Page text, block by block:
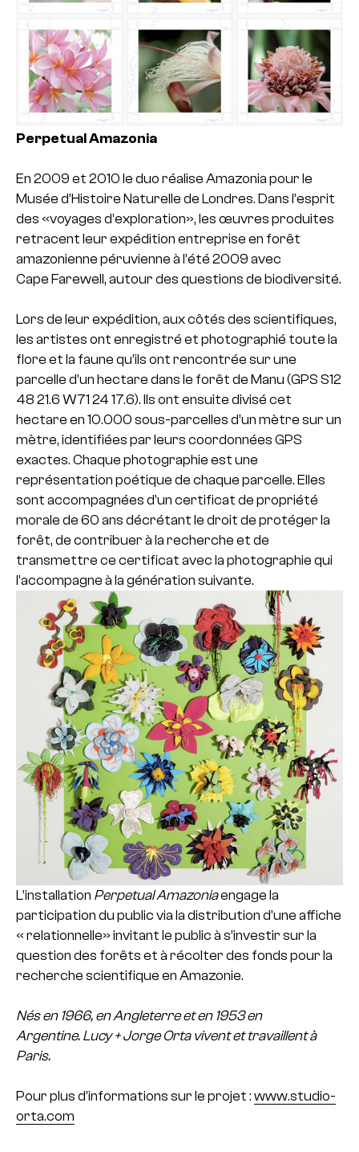
Perpetual Amazonia
En 2009 et 2010 le duo réalise Amazonia pour le
Musée d’Histoire Naturelle de Londres. Dans l’esprit
des «voyages d’exploration», les œuvres produites
retracent leur expédition entreprise en forêt
amazonienne péruvienne à l’été 2009 avec
Cape Farewell, autour des questions de biodiversité.
Lors de leur expédition, aux côtés des scientifiques,
les artistes ont enregistré et photographié toute la
flore et la faune qu’ils ont rencontrée sur une
parcelle d’un hectare dans le forêt de Manu (GPS S12
48 21.6 W71 24 17.6). Ils ont ensuite divisé cet
hectare en 10.000 sous-parcelles d’un mètre sur un
mètre, identifiées par leurs coordonnées GPS
exactes. Chaque photographie est une
représentation poétique de chaque parcelle. Elles
sont accompagnées d’un certificat de propriété
morale de 60 ans décrétant le droit de protéger la
forêt, de contribuer à la recherche et de
transmettre ce certificat avec la photographie qui
l’accompagne à la génération suivante.
L’installation Perpetual Amazoniaengage la
participation du public via la distribution d’une affiche
« relationnelle» invitant le public à s’investir sur la
question des forêts et à récolter des fonds pour la
recherche scientifique en Amazonie.
Nés en 1966, en Angleterre et en 1953 en
Argentine. Lucy + Jorge Orta vivent et travaillent à
Paris.
Pour plus d’informations sur le projet : www.studio-
orta.com